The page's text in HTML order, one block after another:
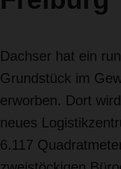
Dachser hat ein
Grundstück im
erworben. Dort
neues
6.117